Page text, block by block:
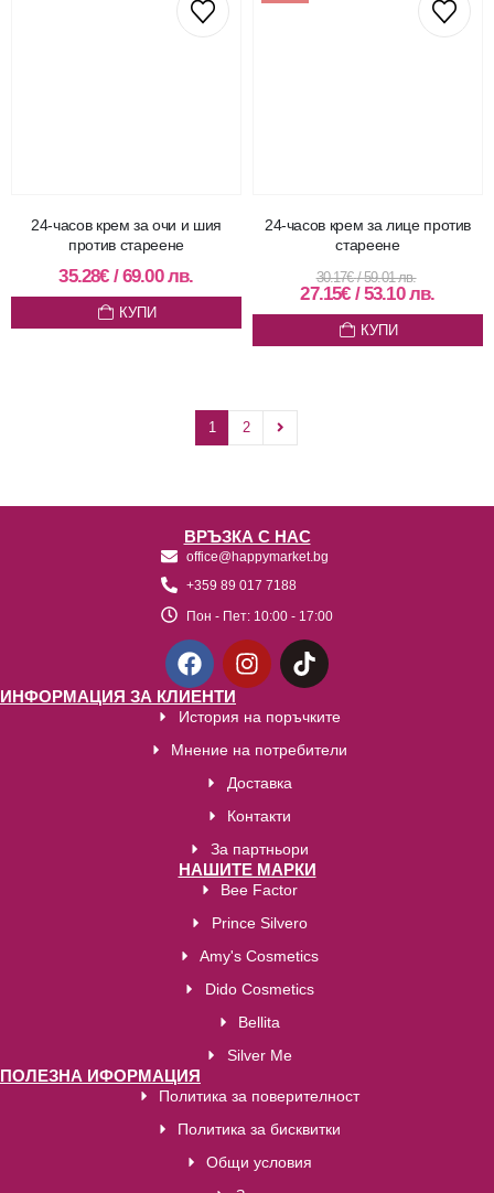
24-часов крем за очи и шия
против стареене
35.28€ /69.00лв.
КУПИ
24-часов крем за лице против
стареене
30.17€ /59.01лв.
27.15€ /53.10лв.
КУПИ
1 2
ВРЪЗКА С НАС
office@happymarket.bg
+359 89 017 7188
Пон - Пет: 10:00 - 17:00
ИНФОРМАЦИЯ ЗА КЛИЕНТИ
История на поръчките
Мнение на потребители
Доставка
Контакти
За партньори
НАШИТЕ МАРКИ
Bee Factor
Prince Silvero
Amy's Cosmetics
Dido Cosmetics
Bellita
Silver Me
ПОЛЕЗНА ИФОРМАЦИЯ
Политика за поверителност
Политика за бисквитки
Общи условия